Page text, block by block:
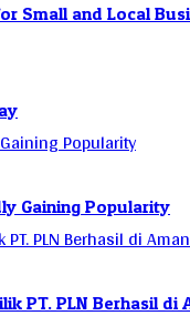
Small and Local
Gaining Popularity
PT. PLN Berhasil